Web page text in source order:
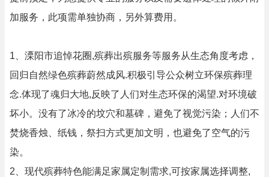
加服务，此项需单独协商，另外算费用。
1、溧阳市追悼花圈,殡葬出殡服务等服务从生态角度考虑，
回归自然绿色殡葬蔚然成风.积极引导公众树立环保殡葬理
念.体现了魂归大地,反映了人们对生态环保的渴望.对环境破
坏小。没有了冰冷的坟穴和墓碑，避免了视觉污染；人们不
焚烧香烛、纸钱，祭扫方式更加文明，也避免了空气的污
染。
2、现代殡葬特色能满足家属定制需求,可按家属选择调整,